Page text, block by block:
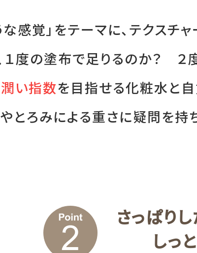
感覚」をテーマに、テクスチ
１度の塗布で足りるのか？
い指数を目指せる化粧水と自
とろみによる重さに疑問を持
さっぱり
しっ